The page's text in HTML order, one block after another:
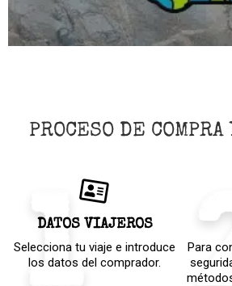
PROCESO DE
DATOS VIAJEROS
Selecciona tu viaje e introduce
los datos del comprador.
Para